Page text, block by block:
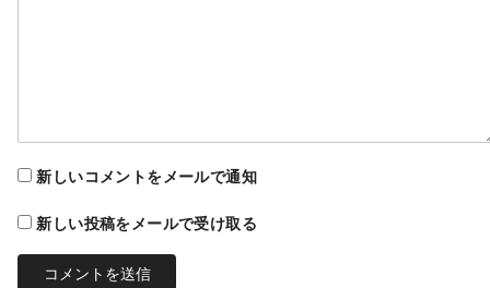
新しいコメントをメールで通知
新しい投稿をメールで受け取る